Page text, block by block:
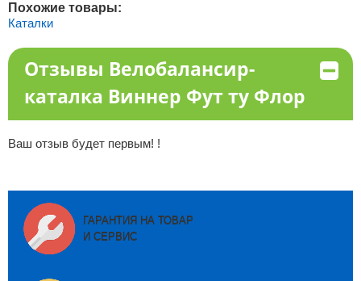
Похожие товары:
Каталки
Отзывы Велобалансир-
каталка Виннер Фут ту Флор
Ваш отзыв будет первым! !
ГАРАНТИЯ НА ТОВАР
И СЕРВИС